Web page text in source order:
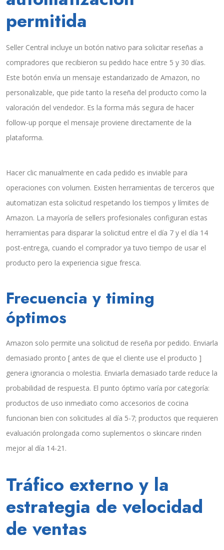
permitida
Seller Central incluye un botón nativo para solicitar reseñas a
compradores que recibieron su pedido hace entre 5 y 30 días.
Este botón envía un mensaje estandarizado de Amazon, no
personalizable, que pide tanto la reseña del producto como la
valoración del vendedor. Es la forma más segura de hacer
follow-up porque el mensaje proviene directamente de la
plataforma.
Hacer clic manualmente en cada pedido es inviable para
operaciones con volumen. Existen herramientas de terceros que
automatizan esta solicitud respetando los tiempos y límites de
Amazon. La mayoría de sellers profesionales configuran estas
herramientas para disparar la solicitud entre el día 7 y el día 14
post-entrega, cuando el comprador ya tuvo tiempo de usar el
producto pero la experiencia sigue fresca.
Frecuencia y timing
óptimos
Amazon solo permite una solicitud de reseña por pedido. Enviarla
demasiado pronto [ antes de que el cliente use el producto ]
genera ignorancia o molestia. Enviarla demasiado tarde reduce la
probabilidad de respuesta. El punto óptimo varía por categoría:
productos de uso inmediato como accesorios de cocina
funcionan bien con solicitudes al día 5-7; productos que requieren
evaluación prolongada como suplementos o skincare rinden
mejor al día 14-21.
Tráfico externo y la
estrategia de velocidad
de ventas